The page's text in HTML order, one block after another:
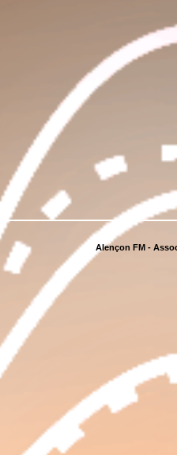
Alençon FM -